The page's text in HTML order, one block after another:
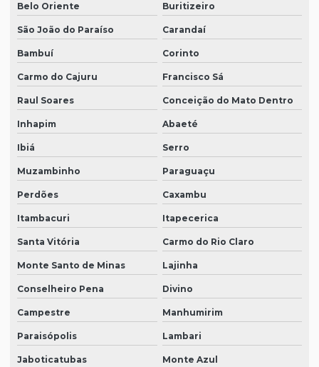
Belo Oriente Buritizeiro
São João do Paraíso Carandaí
Bambuí Corinto
Carmo do Cajuru Francisco Sá
Raul Soares Conceição do Mato Dentro
Inhapim Abaeté
Ibiá Serro
Muzambinho Paraguaçu
Perdões Caxambu
Itambacuri Itapecerica
Santa Vitória Carmo do Rio Claro
Monte Santo de Minas Lajinha
Conselheiro Pena Divino
Campestre Manhumirim
Paraisópolis Lambari
Jaboticatubas Monte Azul